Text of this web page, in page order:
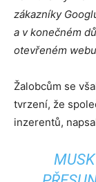
zákazníky
a v konečném
otevřeném
Žalobcům se
tvrzení, že
inzerentů,